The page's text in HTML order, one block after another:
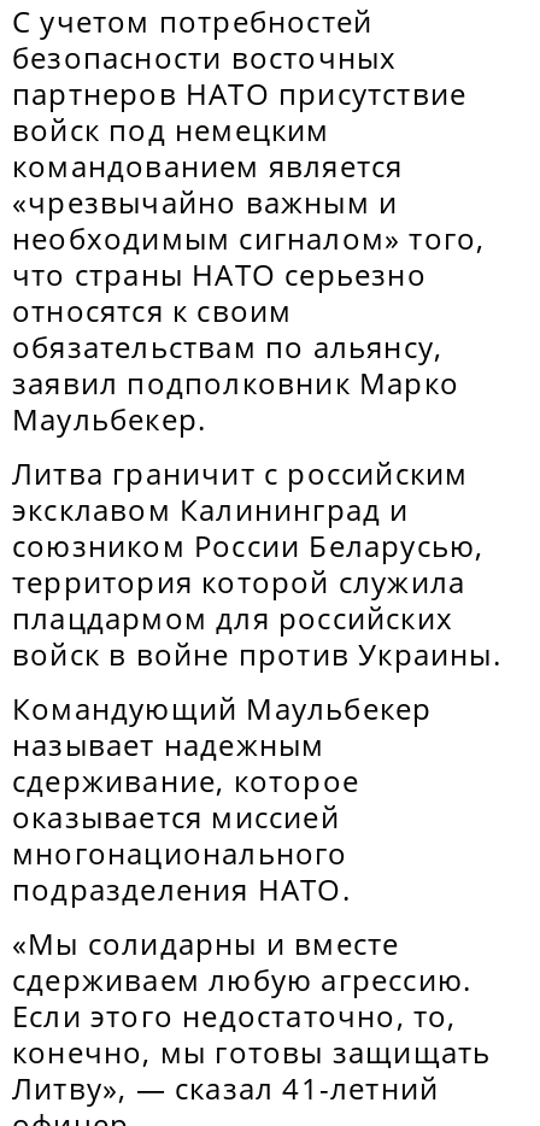
С учетом потребностей
безопасности восточных
партнеров НАТО присутствие
войск под немецким
командованием является
«чрезвычайно важным и
необходимым сигналом» того,
что страны НАТО серьезно
относятся к своим
обязательствам по альянсу,
заявил подполковник Марко
Маульбекер.
Литва граничит с российским
эксклавом Калининград и
союзником России Беларусью,
территория которой служила
плацдармом для российских
войск в войне против Украины.
Командующий Маульбекер
называет надежным
сдерживание, которое
оказывается миссией
многонационального
подразделения НАТО.
«Мы солидарны и вместе
сдерживаем любую агрессию.
Если этого недостаточно, то,
конечно, мы готовы защищать
Литву», — сказал 41-летний